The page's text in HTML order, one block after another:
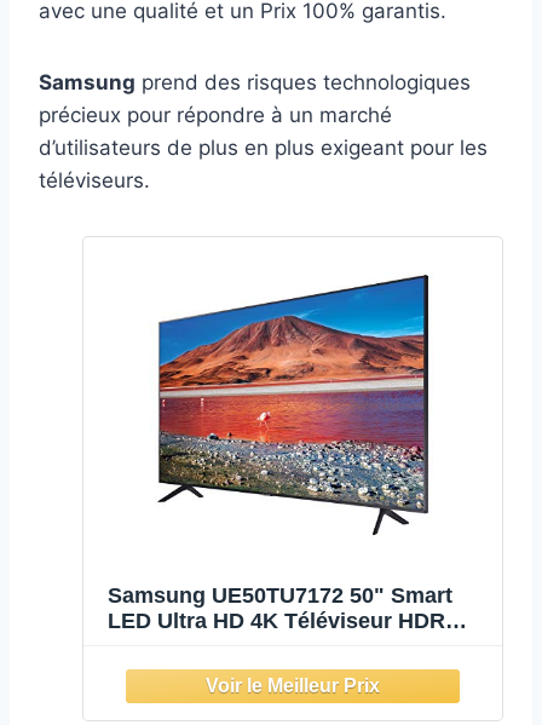
avec une qualité et un Prix 100% garantis.
Samsung prend des risques technologiques
précieux pour répondre à un marché
d’utilisateurs de plus en plus exigeant pour les
téléviseurs.
Samsung UE50TU7172 50" Smart
LED Ultra HD 4K Téléviseur HDR